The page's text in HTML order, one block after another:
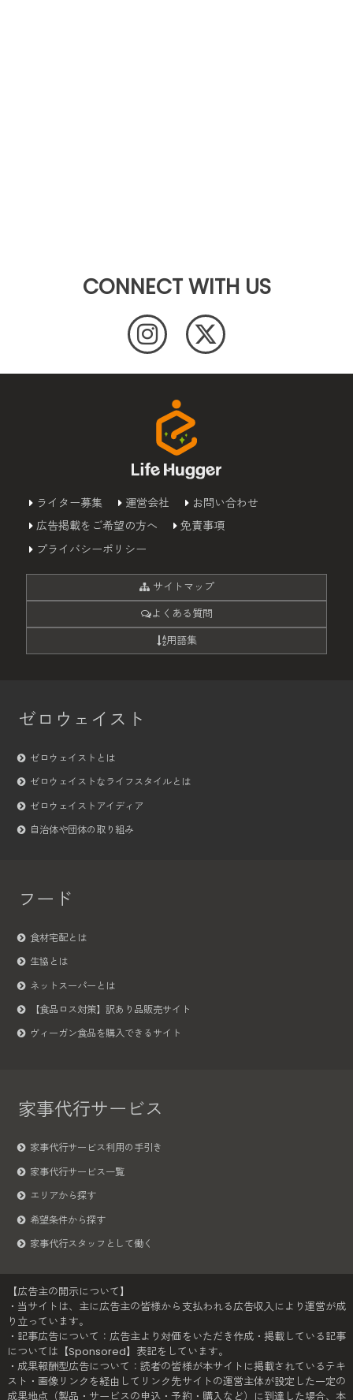
CONNECT WITH US
ライター募集 運営会社
お問い合わせ
広告掲載をご希望の方へ
免責事項
プライバシーポリシー
サイトマップ
よくある質問
用語集
ゼロウェイスト
ゼロウェイストとは
ゼロウェイストなライフスタイルとは
ゼロウェイストアイディア
自治体や団体の取り組み
フード
食材宅配とは
生協とは
ネットスーパーとは
【食品ロス対策】訳あり品販売サイト
ヴィーガン食品を購入できるサイト
家事代行サービス
家事代行サービス利用の手引き
家事代行サービス一覧
エリアから探す
希望条件から探す
家事代行スタッフとして働く
【広告主の開示について】
・当サイトは、主に広告主の皆様から支払われる広告収入により運営が成
り立っています。
・記事広告について：広告主より対価をいただき作成・掲載している記事
については【Sponsored】表記をしています。
・成果報酬型広告について：読者の皆様が本サイトに掲載されているテキ
スト・画像リンクを経由してリンク先サイトの運営主体が設定した一定の
成果地点（製品・サービスの申込・予約・購入など）に到達した場合、本